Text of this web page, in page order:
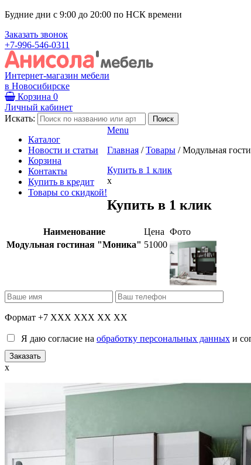
Будние дни с 9:00 до 20:00 по НСК времени
Заказать звонок
+7-996-546-0311
Интернет-магазин мебели
в Новосибирске
Корзина 0
Личный кабинет
Искать:
Каталог
Новости и статьи
Корзина
Контакты
Купить в кредит
Товары со скидкой!
Menu
Главная / Товары / Модульная
Купить в 1 клик
x
Купить в 1 клик
Наименование Цена Фото
Модульная гостиная "Моника" 51000
Формат +7 XXX XXX XX XX
Я даю согласие на обработку персональных данных и
x